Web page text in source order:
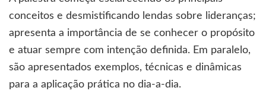
conceitos e desmistificando lendas sobre lideranças;
apresenta a importância de se conhecer o propósito
e atuar sempre com intenção definida. Em paralelo,
são apresentados exemplos, técnicas e dinâmicas
para a aplicação prática no dia-a-dia.